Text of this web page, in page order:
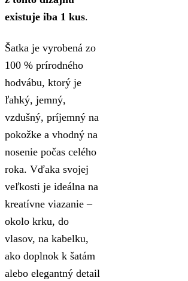
existuje iba 1 kus.
Šatka je vyrobená zo
100 % prírodného
hodvábu, ktorý je
ľahký, jemný,
vzdušný, príjemný na
pokožke a vhodný na
nosenie počas celého
roka. Vďaka svojej
veľkosti je ideálna na
kreatívne viazanie –
okolo krku, do
vlasov, na kabelku,
ako doplnok k šatám
alebo elegantný detail